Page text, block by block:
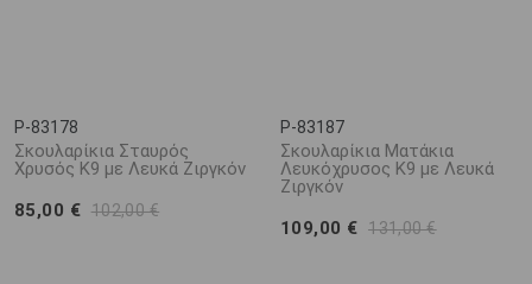
P-83178
Σκουλαρίκια Σταυρός
Χρυσός K9 με Λευκά Ζιργκόν
85,00 € 102,00 €
P-83187
Σκουλαρίκια Ματάκια
Λευκόχρυσος K9 με Λευκά
Ζιργκόν
109,00 € 131,00 €